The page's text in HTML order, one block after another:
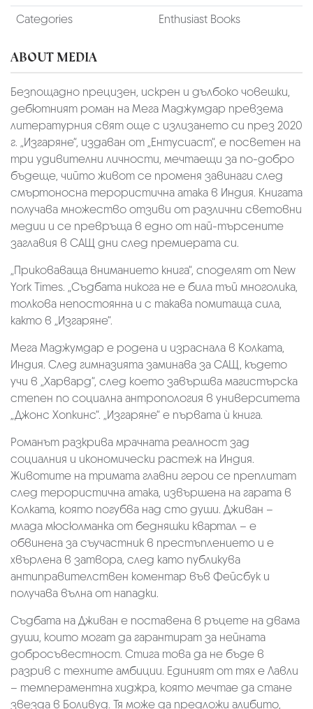
Categories
Enthusiast Books
ABOUT MEDIA
Безпощадно прецизен, искрен и дълбоко човешки,
дебютният роман на Мега Маджумдар превзема
литературния свят още с излизането си през 2020
г. „Изгаряне“, издаван от „Ентусиаст“, е посветен на
три удивителни личности, мечтаещи за по-добро
бъдеще, чийто живот се променя завинаги след
смъртоносна терористична атака в Индия. Книгата
получава множество отзиви от различни световни
медии и се превръща в едно от най-търсените
заглавия в САЩ дни след премиерата си.
„Приковаваща вниманието книга“, споделят от New
York Times. „Съдбата никога не е била тъй многолика,
толкова непостоянна и с такава помитаща сила,
както в „Изгаряне“.
Мега Маджумдар е родена и израснала в Колката,
Индия. След гимназията заминава за САЩ, където
учи в „Харвард“, след което завършва магистърска
степен по социална антропология в университета
„Джонс Хопкинс“. „Изгаряне“ е първата ѝ книга.
Романът разкрива мрачната реалност зад
социалния и икономически растеж на Индия.
Животите на тримата главни герои се преплитат
след терористична атака, извършена на гарата в
Колката, която погубва над сто души. Дживан –
млада мюсюлманка от бедняшки квартал – е
обвинена за съучастник в престъплението и е
хвърлена в затвора, след като публикува
антиправителствен коментар във Фейсбук и
получава вълна от нападки.
Съдбата на Дживан е поставена в ръцете на двама
души, които могат да гарантират за нейната
добросъвестност. Стига това да не бъде в
разрив с техните амбиции. Единият от тях е Лавли
– темпераментна хиджра, която мечтае да стане
звезда в Боливуд. Тя може да предложи алибито,